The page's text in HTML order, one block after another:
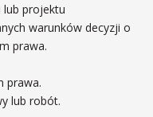
lub projektu
warunków decyzji o
prawa.
prawa.
lub robót.